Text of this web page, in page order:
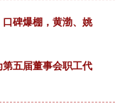
碑爆棚，黄渤、姚
五届董事会职工代